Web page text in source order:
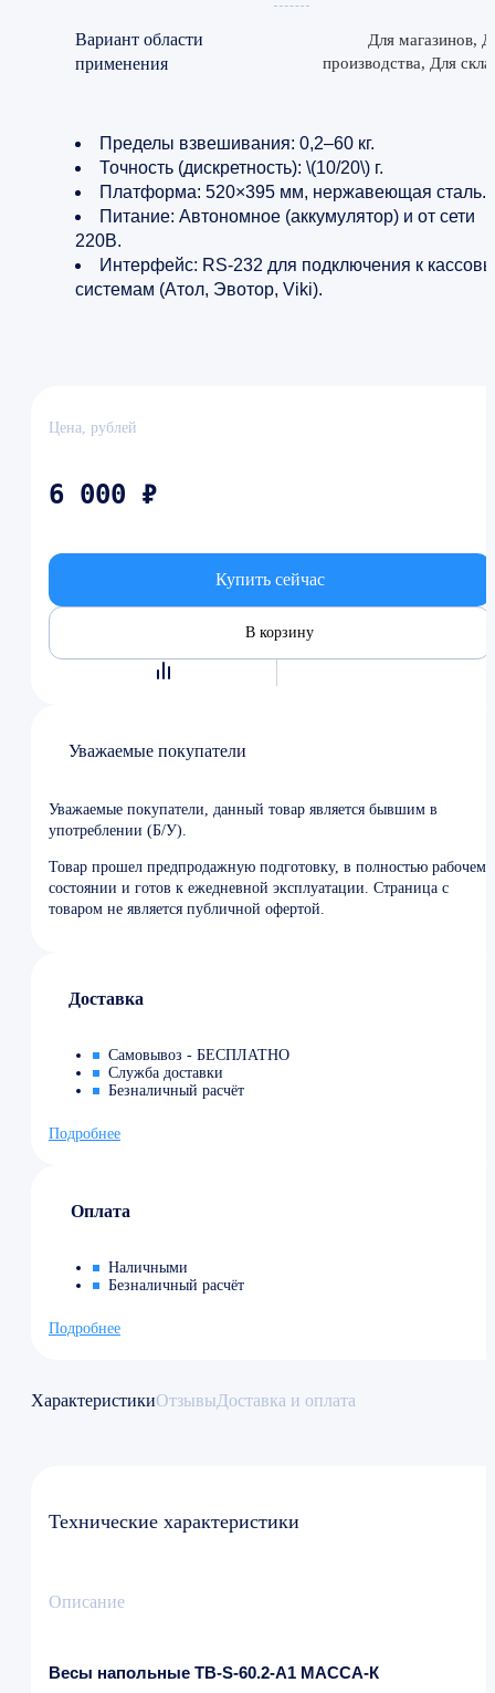
Вариант области
применения
Для магазинов,
производства, Для
Пределы взвешивания: 0,2–60 кг.
Точность (дискретность): \(10/20\) г.
Платформа: 520×395 мм, нержавеющая сталь.
Питание: Автономное (аккумулятор) и от сети
220В.
Интерфейс: RS-232 для подключения к
системам (Атол, Эвотор, Viki).
Цена, рублей
6 000 ₽
Купить сейчас
В корзину
Уважаемые покупатели
Уважаемые покупатели, данный товар является бывшим в
употреблении (Б/У).
Товар прошел предпродажную подготовку, в полностью рабочем
состоянии и готов к ежедневной эксплуатации. Страница с
товаром не является публичной офертой.
Доставка
Самовывоз - БЕСПЛАТНО
Служба доставки
Безналичный расчёт
Подробнее
Оплата
Наличными
Безналичный расчёт
Подробнее
ХарактеристикиОтзывыДоставка и оплата
Технические характеристики
Описание
Весы напольные TB-S-60.2-A1 МАССА-К